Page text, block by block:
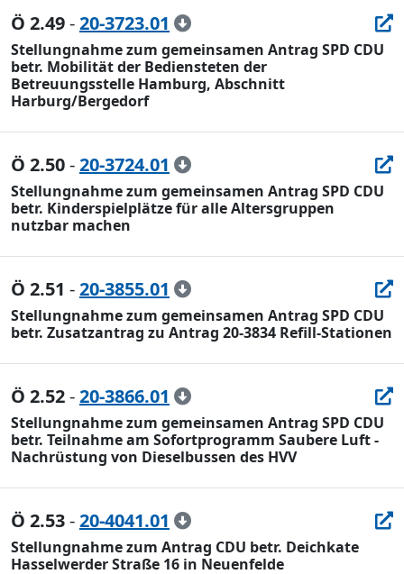
Ö 2.49-20-3723.01
Stellungnahme zum gemeinsamen Antrag SPD CDU
betr. Mobilität der Bediensteten der
Betreuungsstelle Hamburg, Abschnitt
Harburg/Bergedorf
Ö 2.50-20-3724.01
Stellungnahme zum gemeinsamen Antrag SPD CDU
betr. Kinderspielplätze für alle Altersgruppen
nutzbar machen
Ö 2.51 -20-3855.01
Stellungnahme zum gemeinsamen Antrag SPD CDU
betr. Zusatzantrag zu Antrag 20-3834 Refill-Stationen
Ö 2.52-20-3866.01
Stellungnahme zum gemeinsamen Antrag SPD CDU
betr. Teilnahme am Sofortprogramm Saubere Luft -
Nachrüstung von Dieselbussen des HVV
Ö 2.53-20-4041.01
Stellungnahme zum Antrag CDU betr. Deichkate
Hasselwerder Straße 16 in Neuenfelde